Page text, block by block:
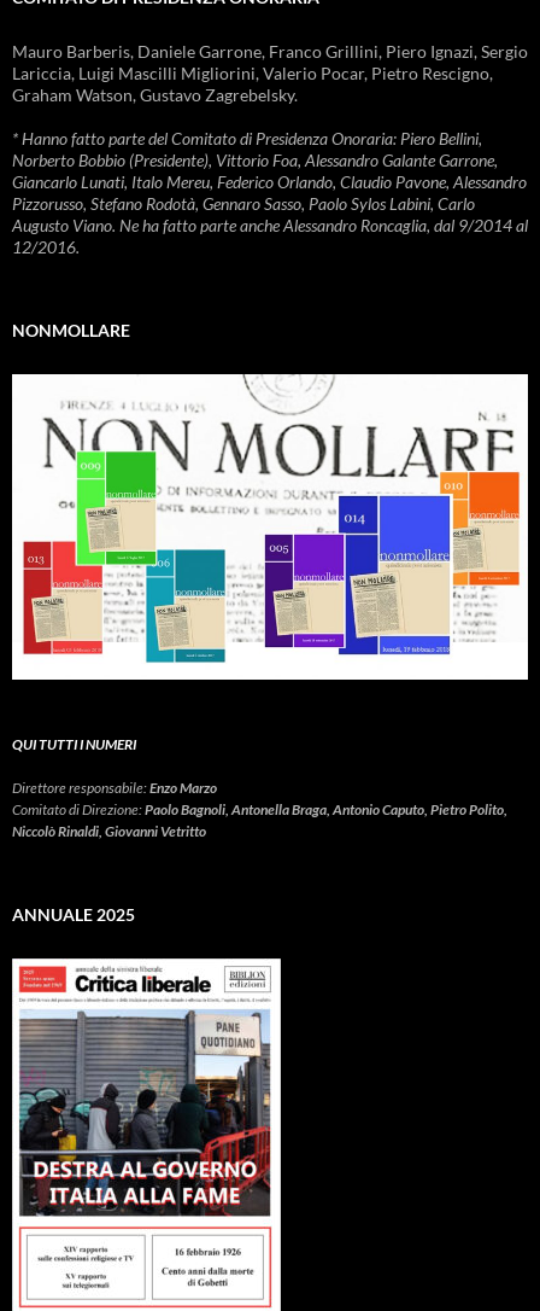
Mauro Barberis, Daniele Garrone, Franco Grillini, Piero Ignazi, Sergio
Lariccia, Luigi Mascilli Migliorini, Valerio Pocar, Pietro Rescigno,
Graham Watson, Gustavo Zagrebelsky.
* Hanno fatto parte del Comitato di Presidenza Onoraria: Piero Bellini,
Norberto Bobbio (Presidente), Vittorio Foa, Alessandro Galante Garrone,
Giancarlo Lunati, Italo Mereu, Federico Orlando, Claudio Pavone, Alessandro
Pizzorusso, Stefano Rodotà, Gennaro Sasso, Paolo Sylos Labini, Carlo
Augusto Viano. Ne ha fatto parte anche Alessandro Roncaglia, dal 9/2014 al
12/2016.
NONMOLLARE
QUI TUTTI I NUMERI
Direttore responsabile:Enzo Marzo
Comitato di Direzione:Paolo Bagnoli, Antonella Braga, Antonio Caputo, Pietro Polito,
Niccolò Rinaldi, Giovanni Vetritto
ANNUALE 2025